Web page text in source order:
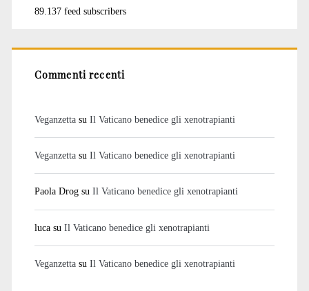
89.137 feed subscribers
Commenti recenti
Veganzettasu Il Vaticano benedice gli xenotrapianti
Veganzettasu Il Vaticano benedice gli xenotrapianti
Paola Drogsu Il Vaticano benedice gli xenotrapianti
lucasu Il Vaticano benedice gli xenotrapianti
Veganzettasu Il Vaticano benedice gli xenotrapianti